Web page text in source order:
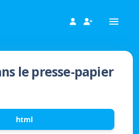
le presse-papier
html